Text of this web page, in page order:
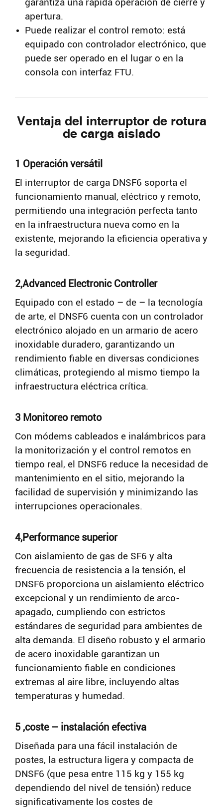
garantiza una rápida operación de cierre y
apertura.
Puede realizar el control remoto: está
equipado con controlador electrónico, que
puede ser operado en el lugar o en la
consola con interfaz FTU.
Ventaja del interruptor de rotura
de carga aislado
1 Operación versátil
El interruptor de carga DNSF6 soporta el
funcionamiento manual, eléctrico y remoto,
permitiendo una integración perfecta tanto
en la infraestructura nueva como en la
existente, mejorando la eficiencia operativa y
la seguridad.
2,Advanced Electronic Controller
Equipado con el estado – de – la tecnología
de arte, el DNSF6 cuenta con un controlador
electrónico alojado en un armario de acero
inoxidable duradero, garantizando un
rendimiento fiable en diversas condiciones
climáticas, protegiendo al mismo tiempo la
infraestructura eléctrica crítica.
3 Monitoreo remoto
Con módems cableados e inalámbricos para
la monitorización y el control remotos en
tiempo real, el DNSF6 reduce la necesidad de
mantenimiento en el sitio, mejorando la
facilidad de supervisión y minimizando las
interrupciones operacionales.
4,Performance superior
Con aislamiento de gas de SF6 y alta
frecuencia de resistencia a la tensión, el
DNSF6 proporciona un aislamiento eléctrico
excepcional y un rendimiento de arco-
apagado, cumpliendo con estrictos
estándares de seguridad para ambientes de
alta demanda. El diseño robusto y el armario
de acero inoxidable garantizan un
funcionamiento fiable en condiciones
extremas al aire libre, incluyendo altas
temperaturas y humedad.
5 ,coste – instalación efectiva
Diseñada para una fácil instalación de
postes, la estructura ligera y compacta de
DNSF6 (que pesa entre 115 kg y 155 kg
dependiendo del nivel de tensión) reduce
significativamente los costes de